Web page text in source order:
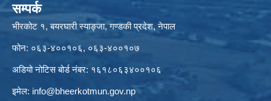
सम्पर्क
भीरकोट १, बयरघारी स्याङ्जा, गण्डकी प्रदेश, नेपाल
फोन: ०६३-४००१०६, ०६३-४००१०७
अडियो नोटिस बोर्ड नंबर: १६१८०६३४००१०६
इमेल: info@bheerkotmun.gov.np